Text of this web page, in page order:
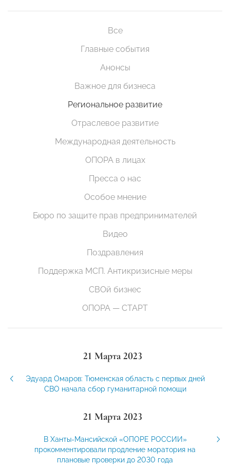
Все
Главные события
Анонсы
Важное для бизнеса
Региональное развитие
Отраслевое развитие
Международная деятельность
ОПОРА в лицах
Пресса о нас
Особое мнение
Бюро по защите прав предпринимателей
Видео
Поздравления
Поддержка МСП. Антикризисные меры
СВОй бизнес
ОПОРА — СТАРТ
21 Марта 2023
Эдуард Омаров: Тюменская область с первых дней
СВО начала сбор гуманитарной помощи
21 Марта 2023
В Ханты-Мансийской «ОПОРЕ РОССИИ»
прокомментировали продление моратория на
плановые проверки до 2030 года